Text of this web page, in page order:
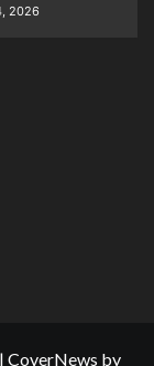
2026
| CoverNews by